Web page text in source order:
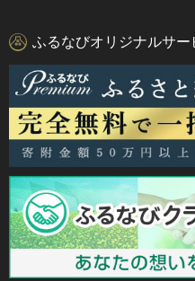
ふるなびオリジナルサー